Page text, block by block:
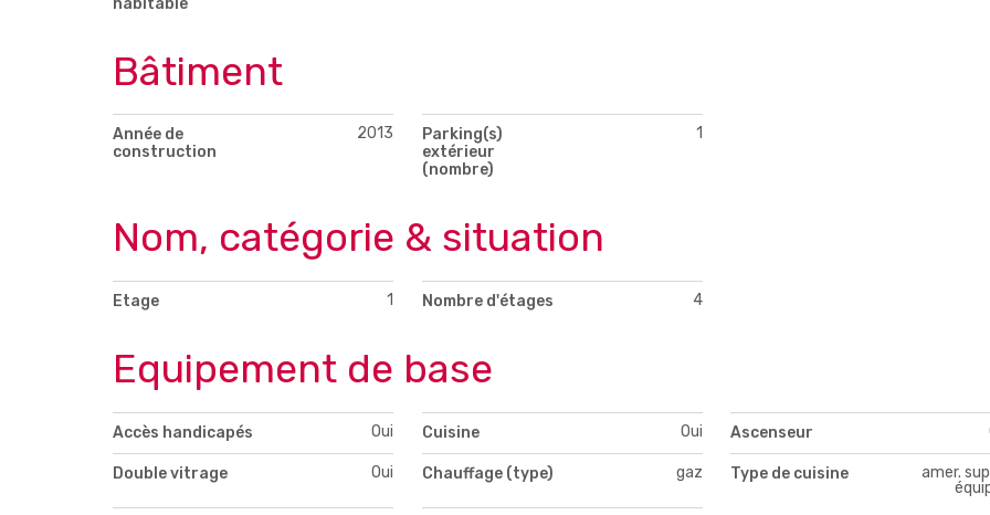
Bâtiment
Année de
construction
2013
Parking(s)
extérieur
(nombre)
1
Nom, catégorie & situation
Etage 1 Nombre d'étages 4
Equipement de base
Accès handicapés Oui Cuisine Oui Ascenseur
Double vitrage Oui Chauffage (type) gaz Type de cuisine
amer.